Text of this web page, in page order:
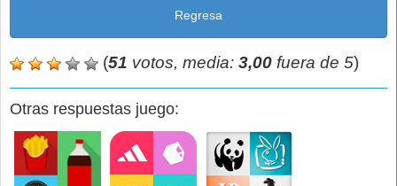
Regresa
(51 votos, media: 3,00 fuera de 5)
Otras respuestas juego: